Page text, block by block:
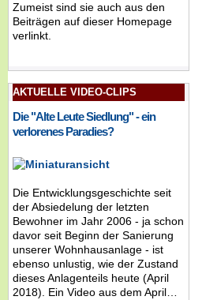
Zumeist sind sie auch aus den
Beiträgen auf dieser Homepage
verlinkt.
AKTUELLE VIDEO-CLIPS
Die "Alte Leute Siedlung" - ein
verlorenes Paradies?
Die Entwicklungsgeschichte seit
der Absiedelung der letzten
Bewohner im Jahr 2006 - ja schon
davor seit Beginn der Sanierung
unserer Wohnhausanlage - ist
ebenso unlustig, wie der Zustand
dieses Anlagenteils heute (April
2018). Ein Video aus dem April…